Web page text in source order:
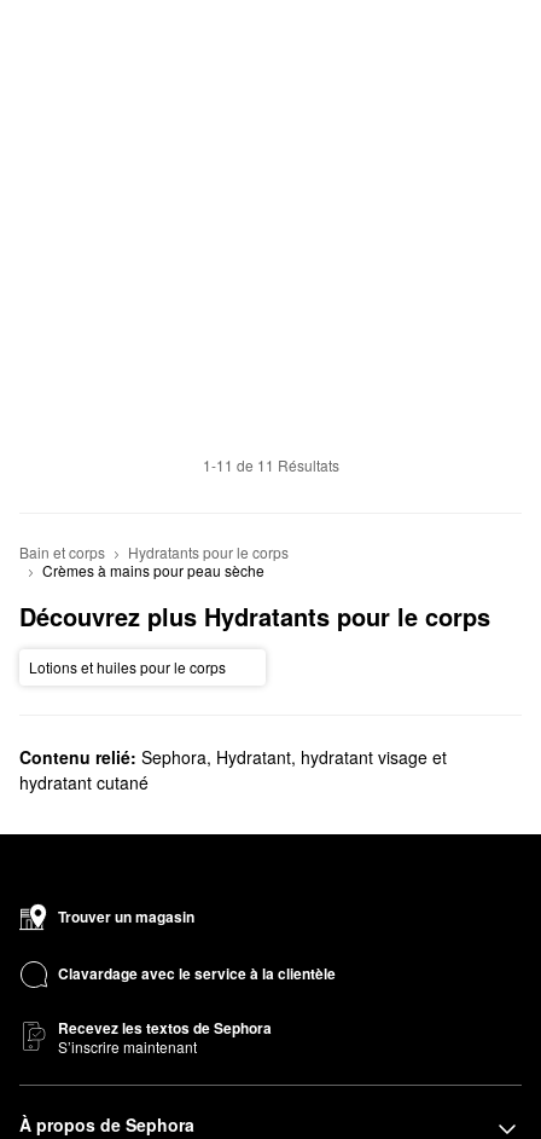
1-11 de 11 Résultats
Bain et corps
Hydratants pour le corps
Crèmes à mains pour peau sèche
Découvrez plus Hydratants pour le corps
Lotions et huiles pour le corps
Contenu relié: Sephora, Hydratant, hydratant visage et
hydratant cutané
Trouver un magasin
Clavardage avec le service à la clientèle
Recevez les textos de Sephora
S’inscrire maintenant
À propos de Sephora